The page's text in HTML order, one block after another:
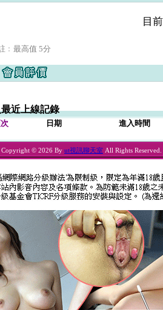
目
﹕最高值 5分
近上線記錄
日期 進入時間
Copyright © 2026 By ut視訊聊天室 All Rights Reserved.